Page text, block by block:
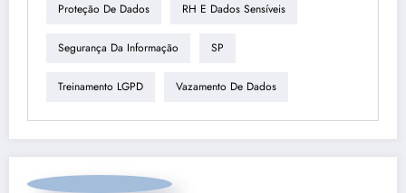
Proteção De Dados RH E Dados Sensíveis
Segurança Da Informação SP
Treinamento LGPD Vazamento De Dados